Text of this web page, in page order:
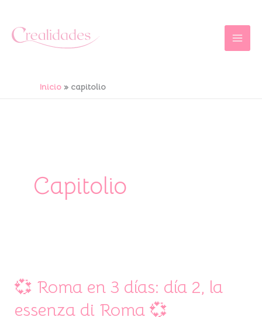
contenido
Inicio capitolio
Capitolio
💞 Roma en 3 días: día 2, la
essenza di Roma 💞
💞